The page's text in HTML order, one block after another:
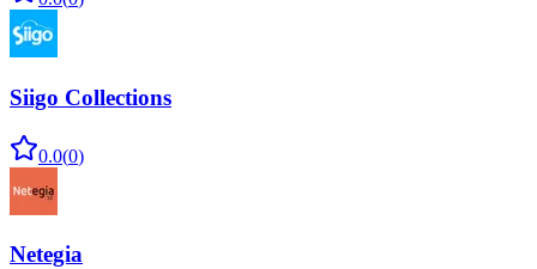
Siigo Collections
0.0(0)
Netegia